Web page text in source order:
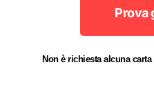
Prova
Non è richiesta alcuna